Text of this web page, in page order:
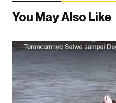
You May Also Like